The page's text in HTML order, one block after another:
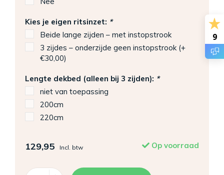
Kies je eigen ritsinzet: *
Beide lange zijden – met instopstrook
3 zijdes – onderzijde geen instopstrook (+
€30,00)
Lengte dekbed (alleen bij 3 zijden): *
niet van toepassing
200cm
220cm
129,95 Incl. btw Op voorraad
9